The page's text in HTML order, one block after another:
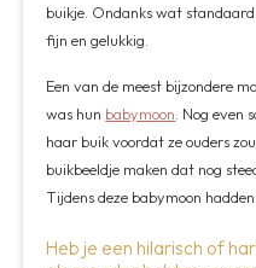
buikje. Ondanks wat
fijn en gelukkig.
Een van de meest bijzondere
was hun babymoon . Nog
haar buik voordat ze ouders
buikbeeldje maken dat nog
Tijdens deze babymoon
Heb je een hilarisch of